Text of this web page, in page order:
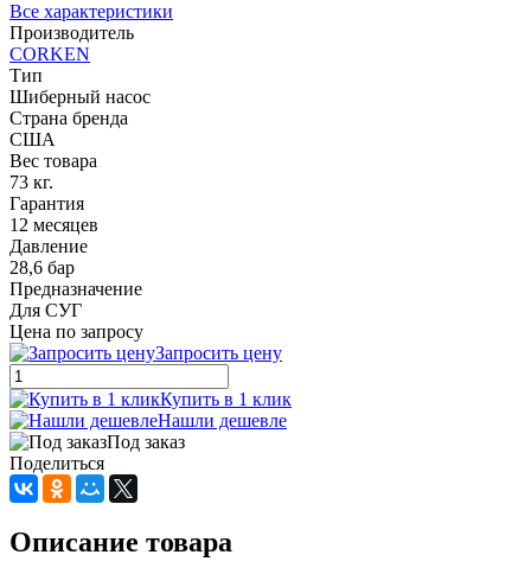
Все характеристики
Производитель
CORKEN
Тип
Шиберный насос
Страна бренда
США
Вес товара
73 кг.
Гарантия
12 месяцев
Давление
28,6 бар
Предназначение
Для СУГ
Цена по запросу
Запросить цену
Купить в 1 клик
Нашли дешевле
Под заказ
Поделиться
Описание товара